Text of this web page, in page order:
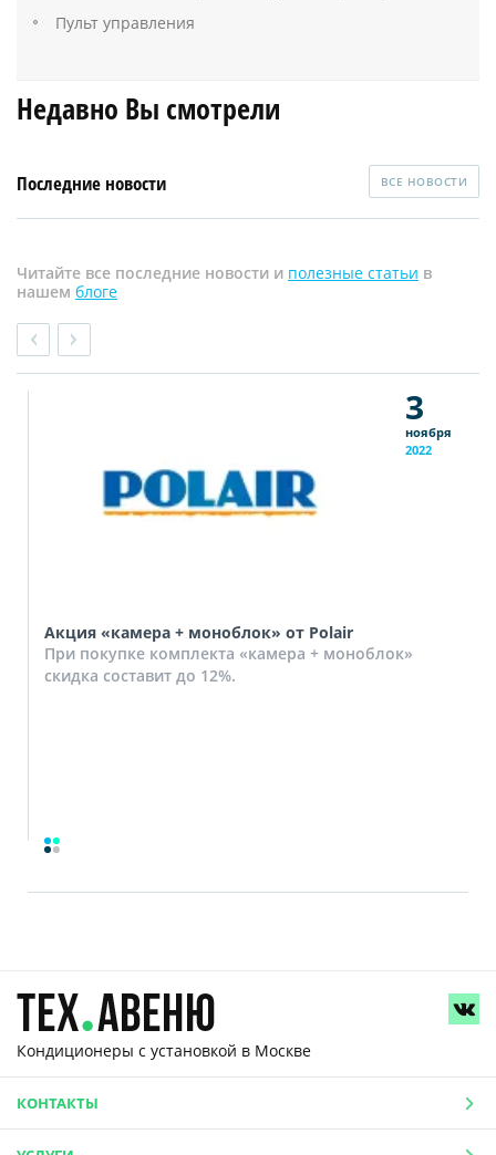
Пульт управления
Недавно Вы смотрели
Последние новости ВСЕ НОВОСТИ
Читайте все последние новости и полезные статьи в
нашем блоге
3
ноября
2022
Акция «камера + моноблок» от Polair
При покупке комплекта «камера + моноблок»
скидка составит до 12%.
Кондиционеры с установкой в Москве
КОНТАКТЫ